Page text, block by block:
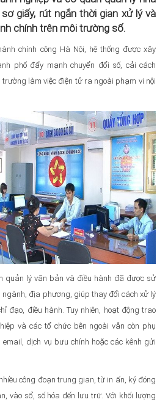
giấy, rút ngắn thời gian xử lý và
chính trên môi trường số.
chính công Hà Nội, hệ thống được xây
phố đẩy mạnh chuyển đổi số, cải cách
trường làm việc điện tử ra ngoài phạm vi nội
quản lý văn bản và điều hành đã được sử
địa phương, giúp thay đổi cách xử lý
đạo, điều hành. Tuy nhiên, hoạt động trao
và các tổ chức bên ngoài vẫn còn phụ
email, dịch vụ bưu chính hoặc các kênh gửi
công đoạn trung gian, từ in ấn, ký đóng
vào sổ, số hóa đến lưu trữ. Với khối lượng